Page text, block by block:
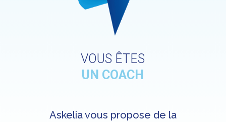
VOUS ÊTES
UN COACH
Askelia vous propose de la